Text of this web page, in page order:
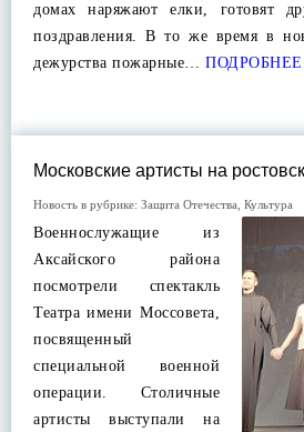
домах наряжают елки, готовят
поздравления. В то же время в
дежурства пожарные… ПОДРОБНЕЕ
Московские артисты на
Новость в рубрике: Защита Отечества Культура
Военнослужащие из
Аксайского района
посмотрели спектакль
Театра имени Моссовета,
посвященный
специальной военной
операции. Столичные
артисты выступали на